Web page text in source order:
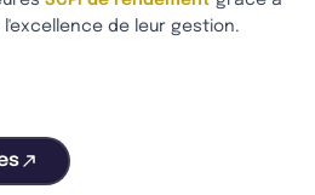
de leur gestion.